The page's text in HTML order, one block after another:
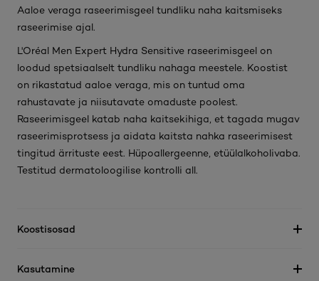
Aaloe veraga raseerimisgeel tundliku naha kaitsmiseks
raseerimise ajal.
L'Oréal Men Expert Hydra Sensitive raseerimisgeel on
loodud spetsiaalselt tundliku nahaga meestele. Koostist
on rikastatud aaloe veraga, mis on tuntud oma
rahustavate ja niisutavate omaduste poolest.
Raseerimisgeel katab naha kaitsekihiga, et tagada mugav
raseerimisprotsess ja aidata kaitsta nahka raseerimisest
tingitud ärrituste eest. Hüpoallergeenne, etüülalkoholivaba.
Testitud dermatoloogilise kontrolli all.
Koostisosad
Kasutamine